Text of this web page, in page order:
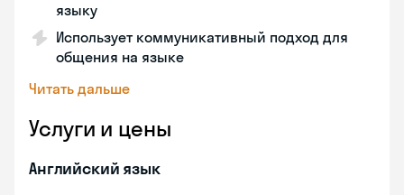
языку
Использует коммуникативный подход для
общения на языке
Читать дальше
Услуги и цены
Английский язык